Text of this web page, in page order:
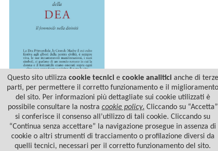
I NOMI DELLA DEA
Questo sito utilizza cookie tecnicie cookie analiticianche di terze
parti, per permettere il corretto funzionamento e il miglioramento
del sito. Per informazioni più dettagliate sui cookie utilizzati è
possibile consultare la nostra cookie policy. Cliccando su “Accetta”
si conferisce il consenso all’utilizzo di tali cookie. Cliccando su
“Continua senza accettare” la navigazione prosegue in assenza di
cookie o altri strumenti di tracciamento o profilazione diversi da
quelli tecnici, necessari per il corretto funzionamento del sito.